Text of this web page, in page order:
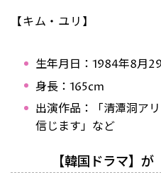
【キム・ユリ】
生年月日：1984年8月
身長：165cm
出演作品：「清潭洞ア
信じます」など
【韓国ドラマ】